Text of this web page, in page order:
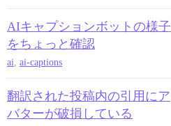
AIキャプションボットの様子
をちょっと確認
ai, ai-captions
翻訳された投稿内の引用にア
バターが破損している